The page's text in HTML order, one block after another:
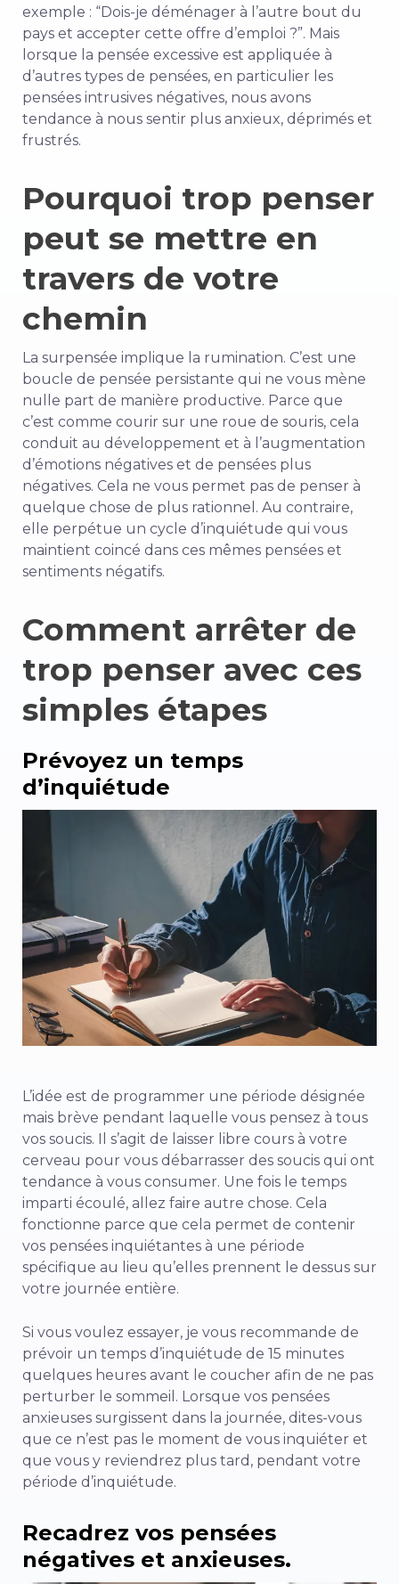
exemple : “Dois-je déménager à l’autre bout du
pays et accepter cette offre d’emploi ?”. Mais
lorsque la pensée excessive est appliquée à
d’autres types de pensées, en particulier les
pensées intrusives négatives, nous avons
tendance à nous sentir plus anxieux, déprimés et
frustrés.
Pourquoi trop penser
peut se mettre en
travers de votre
chemin
La surpensée implique la rumination. C’est une
boucle de pensée persistante qui ne vous mène
nulle part de manière productive. Parce que
c’est comme courir sur une roue de souris, cela
conduit au développement et à l’augmentation
d’émotions négatives et de pensées plus
négatives. Cela ne vous permet pas de penser à
quelque chose de plus rationnel. Au contraire,
elle perpétue un cycle d’inquiétude qui vous
maintient coincé dans ces mêmes pensées et
sentiments négatifs.
Comment arrêter de
trop penser avec ces
simples étapes
Prévoyez un temps
d’inquiétude
L’idée est de programmer une période désignée
mais brève pendant laquelle vous pensez à tous
vos soucis. Il s’agit de laisser libre cours à votre
cerveau pour vous débarrasser des soucis qui ont
tendance à vous consumer. Une fois le temps
imparti écoulé, allez faire autre chose. Cela
fonctionne parce que cela permet de contenir
vos pensées inquiétantes à une période
spécifique au lieu qu’elles prennent le dessus sur
votre journée entière.
Si vous voulez essayer, je vous recommande de
prévoir un temps d’inquiétude de 15 minutes
quelques heures avant le coucher afin de ne pas
perturber le sommeil. Lorsque vos pensées
anxieuses surgissent dans la journée, dites-vous
que ce n’est pas le moment de vous inquiéter et
que vous y reviendrez plus tard, pendant votre
période d’inquiétude.
Recadrez vos pensées
négatives et anxieuses.